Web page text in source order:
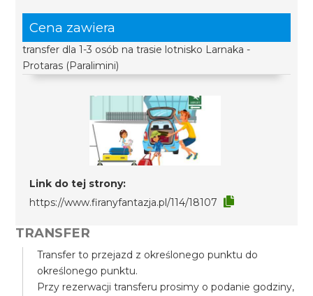
Cena zawiera
transfer dla 1-3 osób na trasie lotnisko Larnaka -
Protaras (Paralimini)
Link do tej strony:
https://www.firanyfantazja.pl/114/18107
TRANSFER
Transfer to przejazd z określonego punktu do
określonego punktu.
Przy rezerwacji transferu prosimy o podanie godziny,